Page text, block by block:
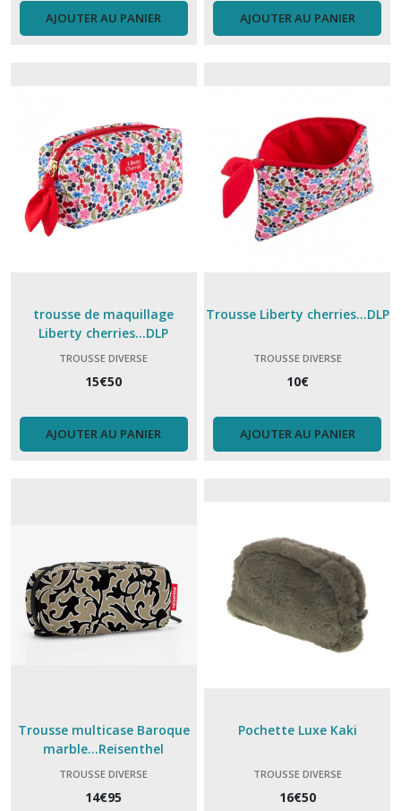
AJOUTER AU PANIER AJOUTER AU PANIER
trousse de maquillage
Liberty cherries...DLP
TROUSSE DIVERSE
15€50
AJOUTER AU PANIER
Trousse Liberty cherries...DLP
TROUSSE DIVERSE
10€
AJOUTER AU PANIER
Trousse multicase Baroque
marble...Reisenthel
TROUSSE DIVERSE
14€95
Pochette Luxe Kaki
TROUSSE DIVERSE
16€50